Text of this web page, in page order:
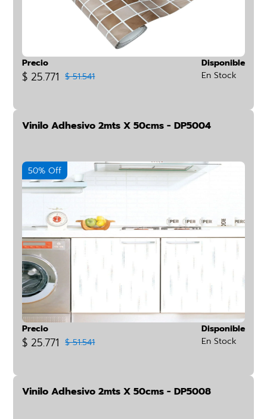
Precio
$ 25.771 $ 51.541
Disponible
En Stock
Vinilo Adhesivo 2mts X 50cms - DP5004
50% Off
Precio
$ 25.771 $ 51.541
Disponible
En Stock
Vinilo Adhesivo 2mts X 50cms - DP5008